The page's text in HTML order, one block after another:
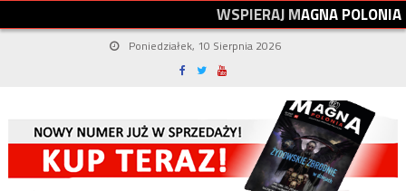
WSPIERAJMAGNAPOLONIA
Poniedziałek, 10 Sierpnia 2026